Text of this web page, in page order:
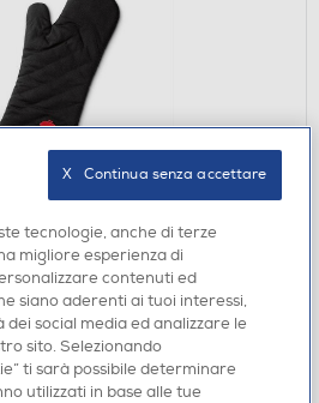
gratuito:verifica
AGGIUNGI
tecnologie, anche di terze
migliore esperienza di
contenuti ed
siano aderenti ai tuoi interessi,
social media ed analizzare le
sito. Selezionando
ti sarà possibile determinare
utilizzati in base alle tue
X   Continua senza accettare